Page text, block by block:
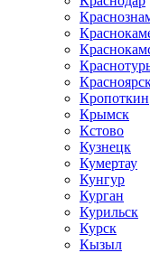
Кропоткин
Крымск
Кстово
Кузнецк
Кумертау
Кунгур
Курган
Курильск
Курск
Кызыл